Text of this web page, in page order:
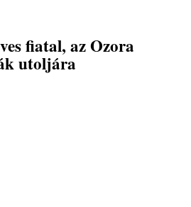
fiatal, az Ozora
utoljára